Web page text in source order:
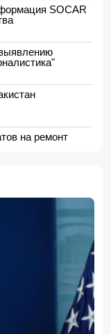
SOCAR
на ремонт
и вещанию
мигрантов